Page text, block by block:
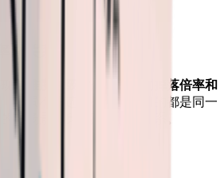
关系
，
难度等级对战利品箱的掉落倍率和
一场景不管选什么难度，用的都是同一
是场景本身，跟难度没关系。